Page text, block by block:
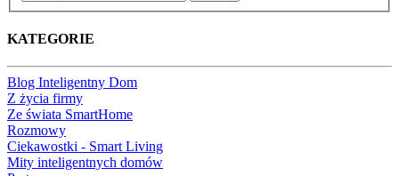
KATEGORIE
Blog Inteligentny Dom
Z życia firmy
Ze świata SmartHome
Rozmowy
Ciekawostki - Smart Living
Mity inteligentnych domów